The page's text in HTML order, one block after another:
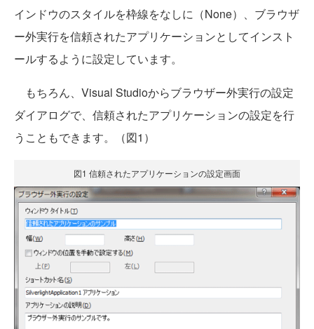
インドウのスタイルを枠線をなしに（None）、ブラウザ
ー外実行を信頼されたアプリケーションとしてインスト
ールするように設定しています。
もちろん、Visual Studioからブラウザー外実行の設定
ダイアログで、信頼されたアプリケーションの設定を行
うこともできます。（図1）
図1 信頼されたアプリケーションの設定画面